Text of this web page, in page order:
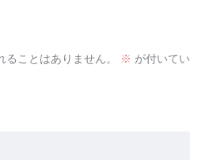
ことはありません。 ※ が付いてい